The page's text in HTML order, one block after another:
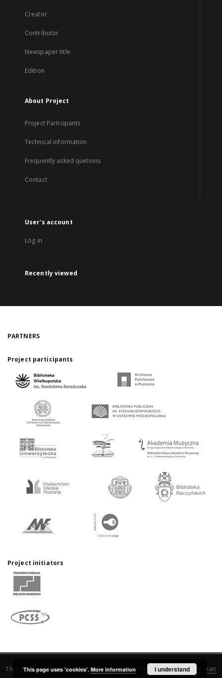
Creator
Contributor
Newspaper title
Edition
About Project
Project Participants
Technical information
Frequently asked quetions
Contact
User's account
Log in
Recently viewed
PARTNERS
Project participants
Project initiators
This service runs onDInGO dLibra 6.3.17software created by
Poznan
This page uses 'cookies'. More information I understand